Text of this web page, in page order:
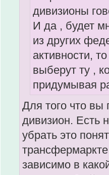
дивизионы
И да , будет
из других
активности,
выберут ту ,
придумывая
Для того что вы
дивизион. Есть
убрать это
зависимо в